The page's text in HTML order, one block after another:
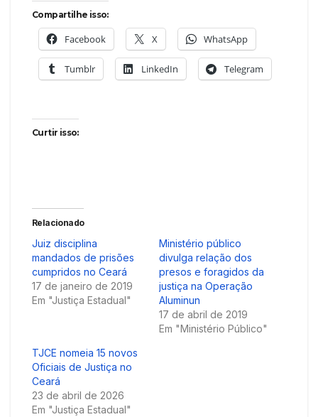
Compartilhe isso:
Facebook X WhatsApp
Tumblr LinkedIn Telegram
Curtir isso:
Relacionado
Juiz disciplina
mandados de prisões
cumpridos no Ceará
17 de janeiro de 2019
Em "Justiça Estadual"
Ministério público
divulga relação dos
presos e foragidos da
justiça na Operação
Aluminun
17 de abril de 2019
Em "Ministério Público"
TJCE nomeia 15 novos
Oficiais de Justiça no
Ceará
23 de abril de 2026
Em "Justiça Estadual"